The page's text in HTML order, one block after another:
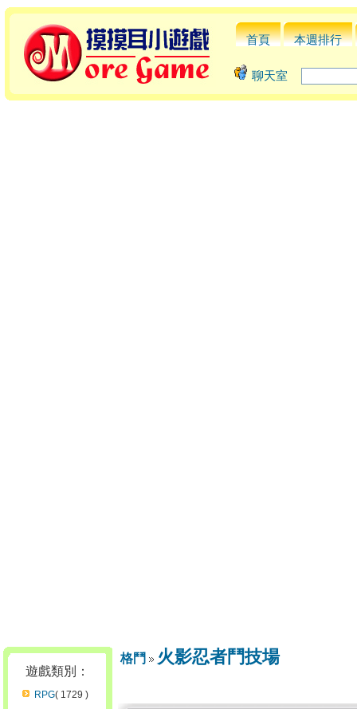
首頁 本週排行
聊天室
遊戲類別：
RPG( 1729 )
格鬥 火影忍者鬥技場